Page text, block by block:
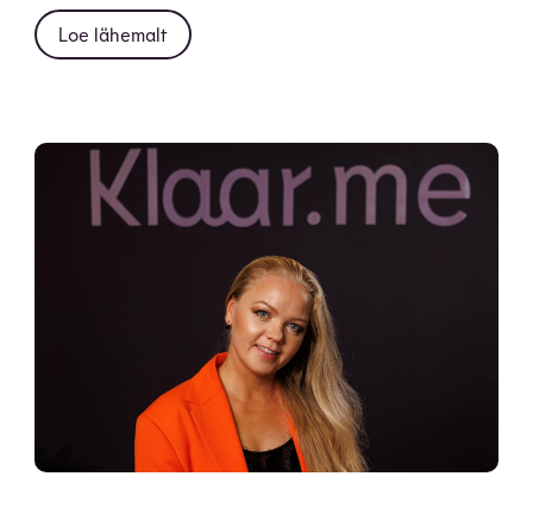
Loe lähemalt